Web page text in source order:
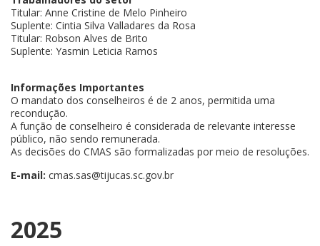
Titular: Anne Cristine de Melo Pinheiro
Suplente: Cintia Silva Valladares da Rosa
Titular: Robson Alves de Brito
Suplente: Yasmin Leticia Ramos
Informações Importantes
O mandato dos conselheiros é de 2 anos, permitida uma
recondução.
A função de conselheiro é considerada de relevante interesse
público, não sendo remunerada.
As decisões do CMAS são formalizadas por meio de resoluções.
E-mail: cmas.sas@tijucas.sc.gov.br
2025